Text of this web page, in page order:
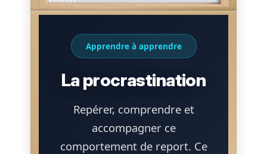
Apprendre à apprendre
La procrastination
Repérer, comprendre et
accompagner ce
comportement de report. Ce